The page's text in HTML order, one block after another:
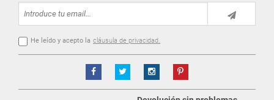
He leído y acepto la cláusula de privacidad.